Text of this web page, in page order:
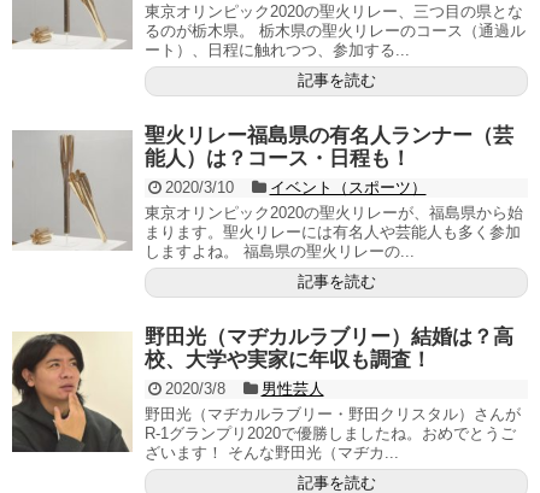
東京オリンピック2020の聖火リレー、三つ目の県とな
るのが栃木県。 栃木県の聖火リレーのコース（通過ル
ート）、日程に触れつつ、参加する...
記事を読む
聖火リレー福島県の有名人ランナー（芸
能人）は？コース・日程も！
2020/3/10
イベント（スポーツ）
東京オリンピック2020の聖火リレーが、福島県から始
まります。聖火リレーには有名人や芸能人も多く参加
しますよね。 福島県の聖火リレーの...
記事を読む
野田光（マヂカルラブリー）結婚は？高
校、大学や実家に年収も調査！
2020/3/8
男性芸人
野田光（マヂカルラブリー・野田クリスタル）さんが
R-1グランプリ2020で優勝しましたね。おめでとうご
ざいます！ そんな野田光（マヂカ...
記事を読む